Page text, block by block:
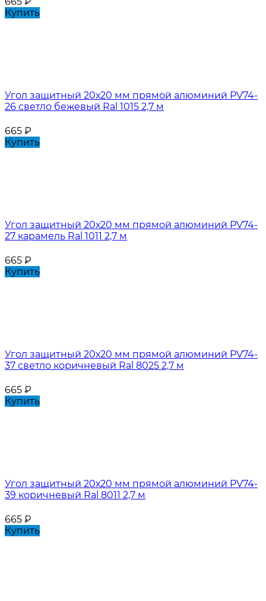
Купить
Угол защитный 20х20 мм прямой алюминий PV74-
26 светло бежевый Ral 1015 2,7 м
665 ₽
Купить
Угол защитный 20х20 мм прямой алюминий PV74-
27 карамель Ral 1011 2,7 м
665 ₽
Купить
Угол защитный 20х20 мм прямой алюминий PV74-
37 светло коричневый Ral 8025 2,7 м
665 ₽
Купить
Угол защитный 20х20 мм прямой алюминий PV74-
39 коричневый Ral 8011 2,7 м
665 ₽
Купить